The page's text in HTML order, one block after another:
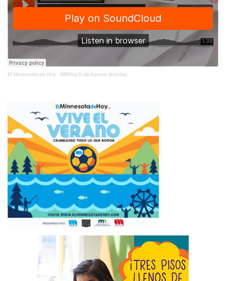
El Minnesota de Hoy · MNHoy 5 de Agosto Noticias